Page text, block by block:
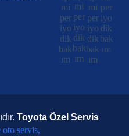
Toyota Özel Servis